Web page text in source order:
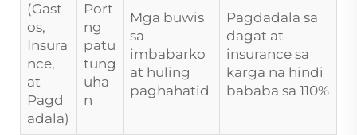
(Gast
os,
Insura
nce,
at
Pagd
adala)
Port
ng
patu
tung
uha
n
Mga buwis
sa
imbabarko
at huling
paghahatid
Pagdadala sa
dagat at
insurance sa
karga na hindi
bababa sa 110%